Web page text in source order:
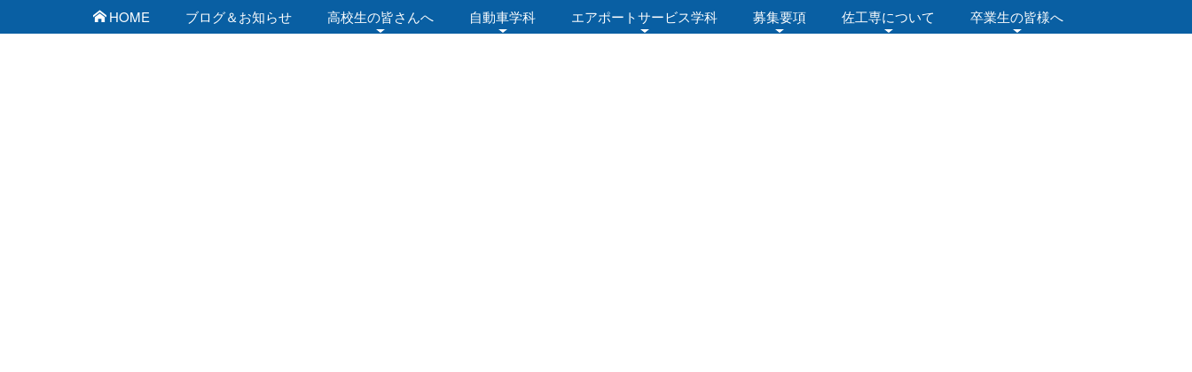
HOME ブログ＆お知らせ 高校生の皆さんへ 自動車学科 エアポートサービス学科 募集要項 佐工専について 卒業生の皆様へ